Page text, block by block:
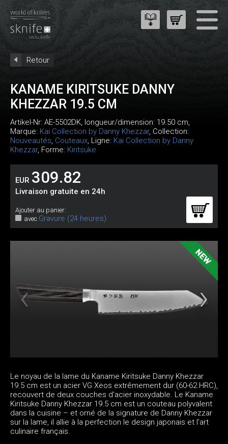
Retour
KANAME KIRITSUKE DANNY
KHEZZAR 19.5 CM
Artikel-Nr: AE-5502DK, longueur/dimension: 19.50 cm,
Marque: Kai Collection by Danny Khezzar, Collection:
Nouveautés, Couteaux, Ligne: Kai Collection by Danny
Khezzar, Forme: Kiritsuke
EUR 309.82
Livraison gratuite en 24h
Ajouter au panier:
avec Gravure (24 heures)
Le noyau de la lame du Kaname Kiritsuke Danny Khezzar
19.5 cm est un acier VG Xeos extrêmement dur (60-62 HRC),
recouvert de deux couches d'acier inoxydable. Le Kaname
Kiritsuke Danny Khezzar 19.5 cm est un couteau polyvalent
dans la cuisine – et orné de la signature de Danny Khezzar
sur la lame, il allie à la perfection le design japonais et l'art
culinaire français.